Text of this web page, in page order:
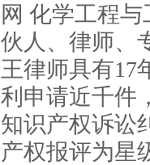
网 化学工程
伙人、律师、
王律师具有17
利申请近千件
知识产权诉讼
产权报评为星